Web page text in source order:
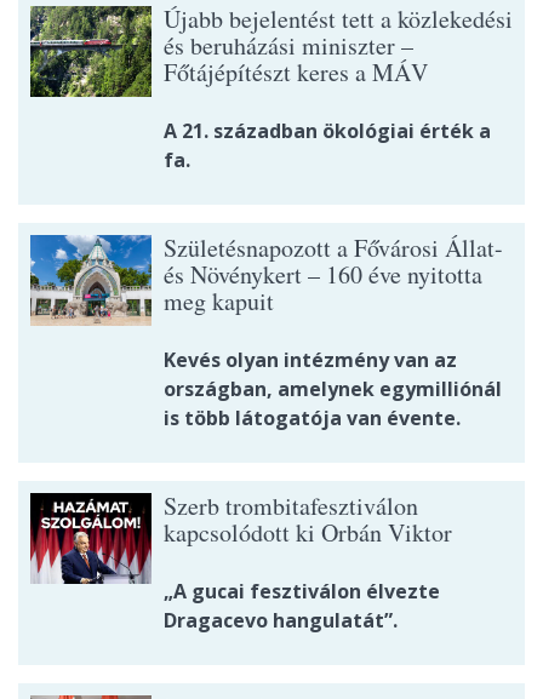
Újabb bejelentést tett a közlekedési
és beruházási miniszter –
Főtájépítészt keres a MÁV
A 21. században ökológiai érték a
fa.
Születésnapozott a Fővárosi Állat-
és Növénykert – 160 éve nyitotta
meg kapuit
Kevés olyan intézmény van az
országban, amelynek egymilliónál
is több látogatója van évente.
Szerb trombitafesztiválon
kapcsolódott ki Orbán Viktor
„A gucai fesztiválon élvezte
Dragacevo hangulatát”.